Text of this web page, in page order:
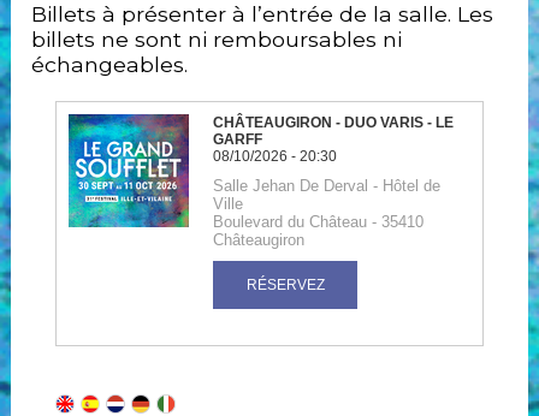
Billets à présenter à l’entrée de la salle. Les
billets ne sont ni remboursables ni
échangeables.